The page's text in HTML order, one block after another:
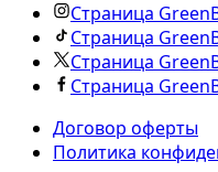
Страница
Страница
Страница
Страница
Договор оферты
Политика